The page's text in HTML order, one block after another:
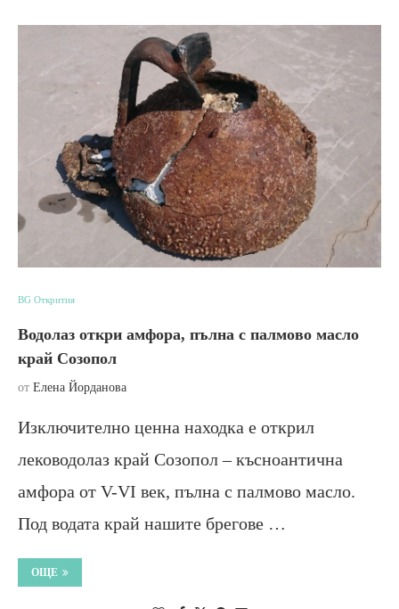
BG Открития
Водолаз откри амфора, пълна с палмово масло
край Созопол
от Елена Йорданова
Изключително ценна находка е открил
леководолаз край Созопол – късноантична
амфора от V-VI век, пълна с палмово масло.
Под водата край нашите брегове …
ОЩЕ